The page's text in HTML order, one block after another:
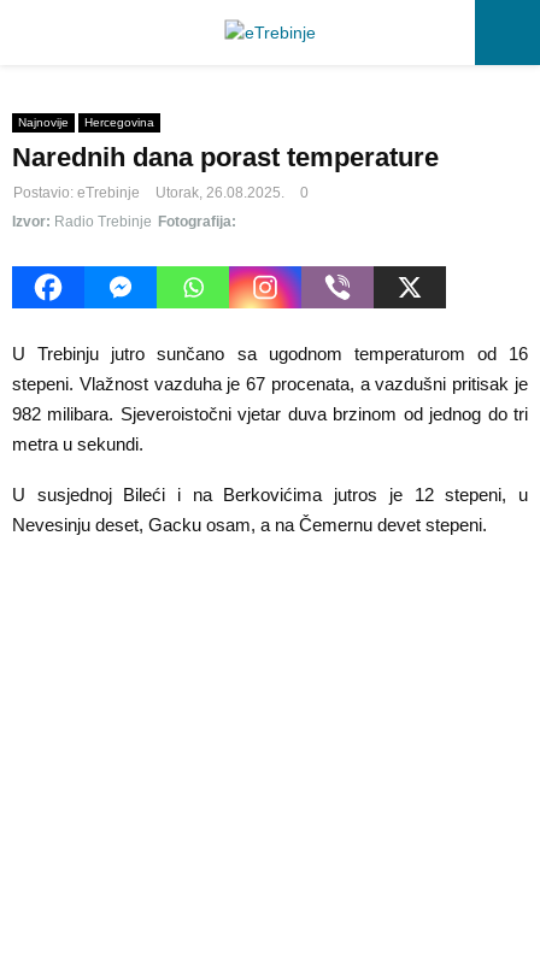
R
I
M
R
Y
M
Najnovije Hercegovina
Narednih dana porast temperature
Postavio: eTrebinje Utorak, 26.08.2025.
0
Izvor: Radio Trebinje Fotografija:
U Trebinju jutro sunčano sa ugodnom temperaturom od 16
stepeni. Vlažnost vazduha je 67 procenata, a vazdušni pritisak je
982 milibara. Sjeveroistočni vjetar duva brzinom od jednog do tri
metra u sekundi.
U susjednoj Bileći i na Berkovićima jutros je 12 stepeni, u
Nevesinju deset, Gacku osam, a na Čemernu devet stepeni.